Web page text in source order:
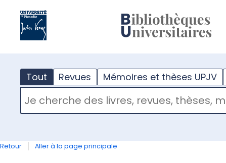
Tout Revues Mémoires et thèses UPJV
RECHERCHER DANS "TOUT"
Retour Aller à la page principale